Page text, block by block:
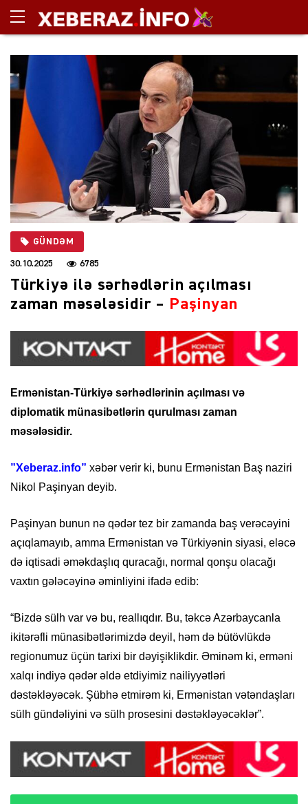
GÜNDƏM
30.10.2025 6785
Türkiyə ilə sərhədlərin açılması
zaman məsələsidir – Paşinyan
Ermənistan-Türkiyə sərhədlərinin açılması və
diplomatik münasibətlərin qurulması zaman
məsələsidir.
”Xeberaz.info” xəbər verir ki, bunu Ermənistan Baş naziri
Nikol Paşinyan deyib.
Paşinyan bunun nə qədər tez bir zamanda baş verəcəyini
açıqlamayıb, amma Ermənistan və Türkiyənin siyasi, eləcə
də iqtisadi əməkdaşlıq quracağı, normal qonşu olacağı
vaxtın gələcəyinə əminliyini ifadə edib:
“Bizdə sülh var və bu, reallıqdır. Bu, təkcə Azərbaycanla
ikitərəfli münasibətlərimizdə deyil, həm də bütövlükdə
regionumuz üçün tarixi bir dəyişiklikdir. Əminəm ki, erməni
xalqı indiyə qədər əldə etdiyimiz nailiyyətləri
dəstəkləyəcək. Şübhə etmirəm ki, Ermənistan vətəndaşları
sülh gündəliyini və sülh prosesini dəstəkləyəcəklər”.